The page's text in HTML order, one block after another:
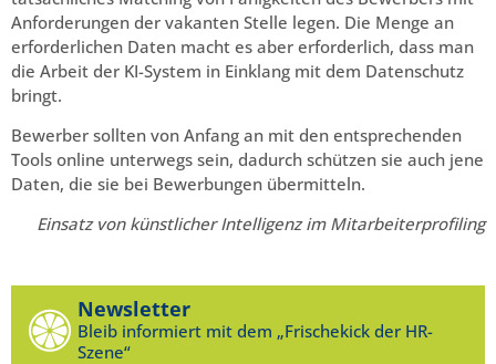
Anforderungen der vakanten Stelle legen. Die Menge an
erforderlichen Daten macht es aber erforderlich, dass man
die Arbeit der KI-System in Einklang mit dem Datenschutz
bringt.
Bewerber sollten von Anfang an mit den entsprechenden
Tools online unterwegs sein, dadurch schützen sie auch jene
Daten, die sie bei Bewerbungen übermitteln.
Einsatz von künstlicher Intelligenz im Mitarbeiterprofiling
Newsletter
Bleib informiert mit dem „Frischekick der HR-
Szene“